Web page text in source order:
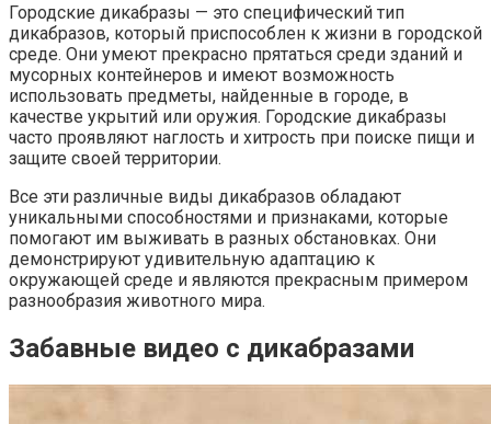
Городские дикабразы — это специфический тип
дикабразов, который приспособлен к жизни в городской
среде. Они умеют прекрасно прятаться среди зданий и
мусорных контейнеров и имеют возможность
использовать предметы, найденные в городе, в
качестве укрытий или оружия. Городские дикабразы
часто проявляют наглость и хитрость при поиске пищи и
защите своей территории.
Все эти различные виды дикабразов обладают
уникальными способностями и признаками, которые
помогают им выживать в разных обстановках. Они
демонстрируют удивительную адаптацию к
окружающей среде и являются прекрасным примером
разнообразия животного мира.
Забавные видео с дикабразами